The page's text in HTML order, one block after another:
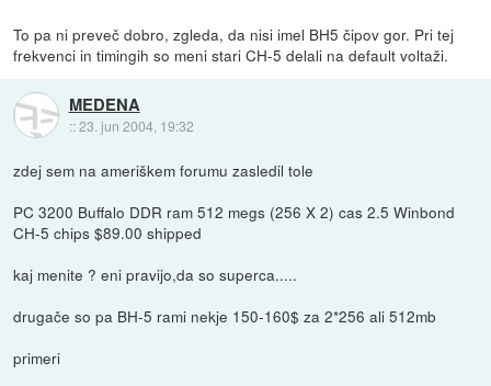
To pa ni preveč dobro, zgleda, da nisi imel BH5 čipov gor. Pri tej
frekvenci in timingih so meni stari CH-5 delali na default voltaži.
MEDENA
::23. jun 2004, 19:32
zdej sem na ameriškem forumu zasledil tole
PC 3200 Buffalo DDR ram 512 megs (256 X 2) cas 2.5 Winbond
CH-5 chips $89.00 shipped
kaj menite ? eni pravijo,da so superca.....
drugače so pa BH-5 rami nekje 150-160$ za 2*256 ali 512mb
primeri